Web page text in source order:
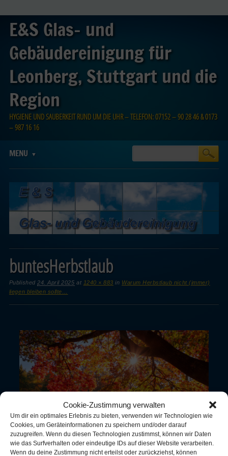
Cookie-Zustimmung verwalten
Um dir ein optimales Erlebnis zu bieten, verwenden wir Technologien wie
Cookies, um Geräteinformationen zu speichern und/oder darauf
zuzugreifen. Wenn du diesen Technologien zustimmst, können wir Daten
wie das Surfverhalten oder eindeutige IDs auf dieser Website verarbeiten.
Wenn du deine Zustimmung nicht erteilst oder zurückziehst, können
E&S Glas- und
Gebäudereinigung für
Leonberg, Stuttgart und die
Region
HYGIENE UND SAUBERKEIT RUND UM DIE UHR – TELEFON: 07152 – 90 28 46 & 0173
– 987 16 16
Main menu
MENU
buntesHerbstlaub
Published24. April 2025 at 1240 × 883 in Warum Herbstlaub nicht (immer)
liegen bleiben sollte…